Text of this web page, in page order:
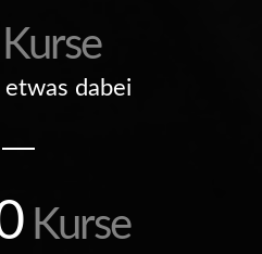
dabei
Kurse